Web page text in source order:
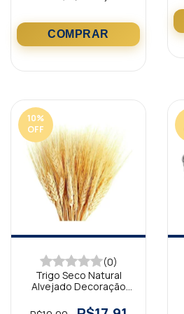
10%
OFF
(0)
Trigo Seco Natural
Alvejado Decoração